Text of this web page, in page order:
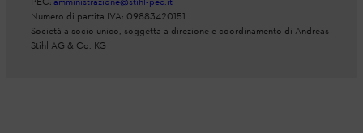
Numero di partita IVA: 09883420151.
Società a socio unico, soggetta a direzione e coordinamento di Andreas
Stihl AG & Co. KG